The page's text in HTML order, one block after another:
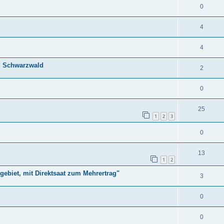
0
4
4
2
0
1 2 3
25
0
1 2
13
mit Direktsaat zum Mehrertrag" 3
0
0